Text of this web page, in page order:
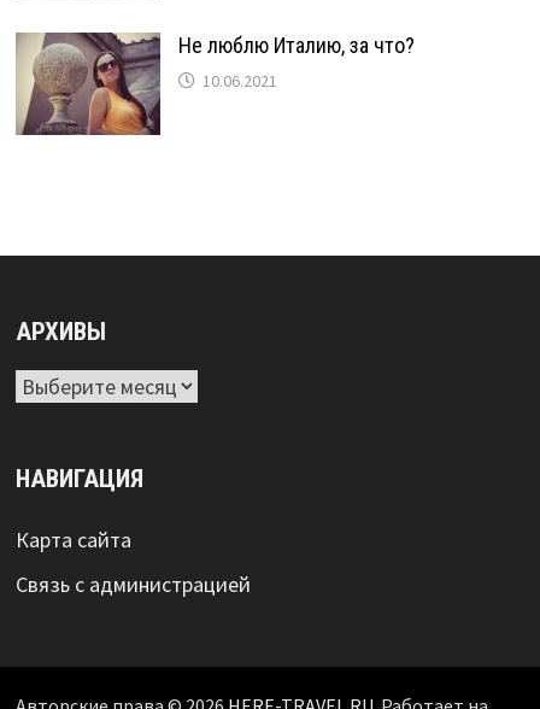
Не люблю Италию, за что?
10.06.2021
АРХИВЫ
Архивы
НАВИГАЦИЯ
Карта сайта
Связь с администрацией